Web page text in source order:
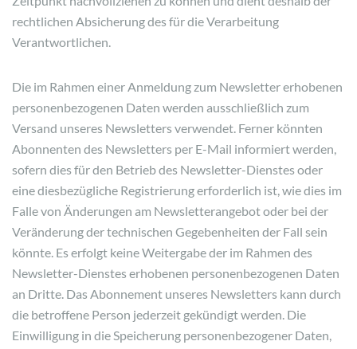
rechtlichen Absicherung des für die Verarbeitung
Verantwortlichen.
Die im Rahmen einer Anmeldung zum Newsletter erhobenen
personenbezogenen Daten werden ausschließlich zum
Versand unseres Newsletters verwendet. Ferner könnten
Abonnenten des Newsletters per E-Mail informiert werden,
sofern dies für den Betrieb des Newsletter-Dienstes oder
eine diesbezügliche Registrierung erforderlich ist, wie dies im
Falle von Änderungen am Newsletterangebot oder bei der
Veränderung der technischen Gegebenheiten der Fall sein
könnte. Es erfolgt keine Weitergabe der im Rahmen des
Newsletter-Dienstes erhobenen personenbezogenen Daten
an Dritte. Das Abonnement unseres Newsletters kann durch
die betroffene Person jederzeit gekündigt werden. Die
Einwilligung in die Speicherung personenbezogener Daten,